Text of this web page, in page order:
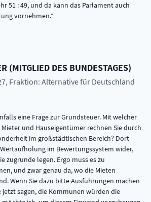
51 : 49, und da kann das Parlament auch
vornehmen.
(MITGLIED DES BUNDESTAGES)
, Fraktion: Alternative für Deutschland
eine Frage zur Grundsteuer. Mit welcher
und Hauseigentümer rechnen Sie durch
im großstädtischen Bereich? Dort
im Bewertungssystem wider,
zugrunde legen. Ergo muss es zu
und zwar genau da, wo die Mieten
Wenn Sie dazu bitte Ausführungen machen
jetzt sagen, die Kommunen würden die